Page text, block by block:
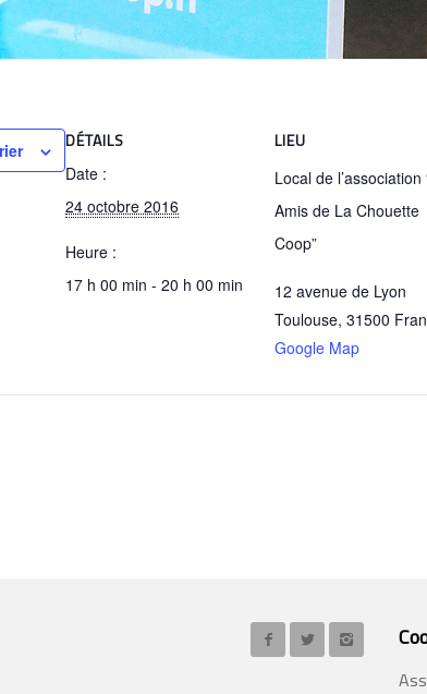
DÉTAILS
Date :
24 octobre 2016
Heure :
17 h 00 min - 20 h 00 min
LIEU
Local de l’association
Amis de La Chouette
Coop”
12 avenue de Lyon
Toulouse, 31500
Google Map